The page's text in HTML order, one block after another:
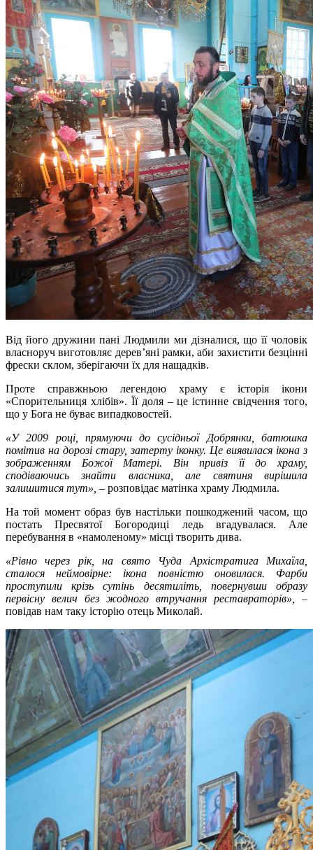
Від його дружини пані Людмили ми дізналися, що її чоловік
власноруч виготовляє дерев’яні рамки, аби захистити безцінні
фрески склом, зберігаючи їх для нащадків.
Проте справжньою легендою храму є історія ікони
«Спорительниця хлібів». Її доля – це істинне свідчення того,
що у Бога не буває випадковостей.
«У 2009 році, прямуючи до сусідньої Добрянки, батюшка
помітив на дорозі стару, затерту іконку. Це виявилася ікона з
зображенням Божої Матері. Він привіз її до храму,
сподіваючись знайти власника, але святиня вирішила
залишитися тут», – розповідає матінка храму Людмила.
На той момент образ був настільки пошкоджений часом, що
постать Пресвятої Богородиці ледь вгадувалася. Але
перебування в «намоленому» місці творить дива.
«Рівно через рік, на свято Чуда Архістратига Михаїла,
сталося неймовірне: ікона повністю оновилася. Фарби
проступили крізь сутінь десятиліть, повернувши образу
первісну велич без жодного втручання реставраторів», –
повідав нам таку історію отець Миколай.